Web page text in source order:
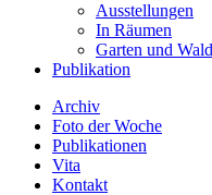
Ausstellungen
In Räumen
Garten und Wald
Publikation
Archiv
Foto der Woche
Publikationen
Vita
Kontakt